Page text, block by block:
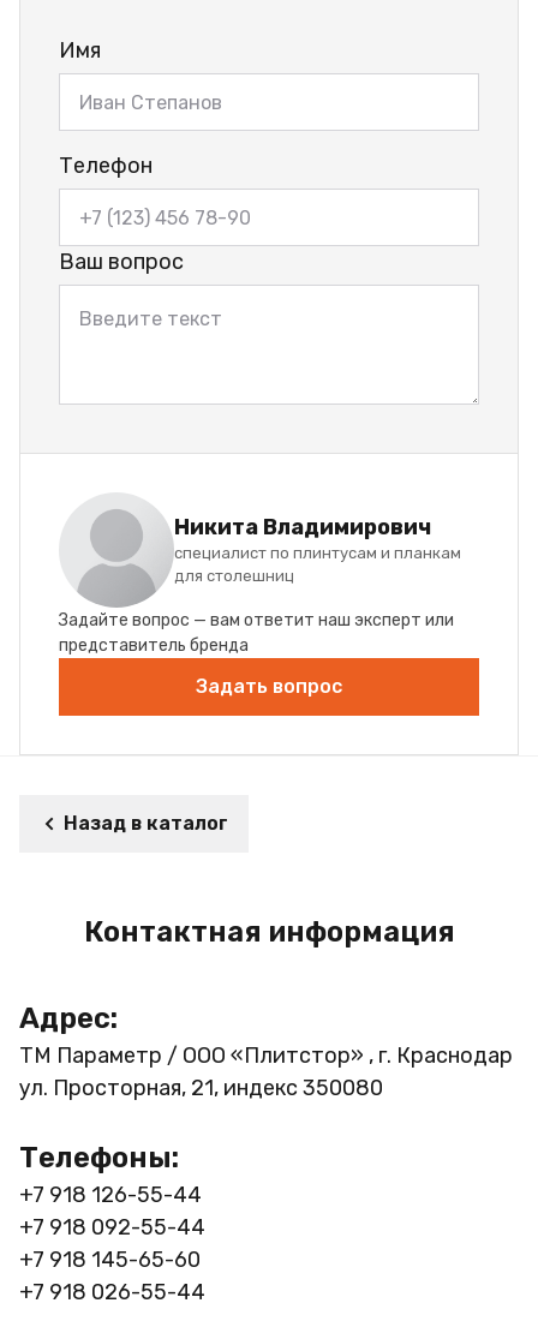
Имя
Телефон
Ваш вопрос
Никита Владимирович
специалист по плинтусам и планкам
для столешниц
Задайте вопрос — вам ответит наш эксперт или
представитель бренда
Задать вопрос
Назад в каталог
Контактная информация
Адрес:
ТМ Параметр / ООО «Плитстор» , г. Краснодар
ул. Просторная, 21, индекс 350080
Телефоны:
+7 918 126-55-44
+7 918 092-55-44
+7 918 145-65-60
+7 918 026-55-44